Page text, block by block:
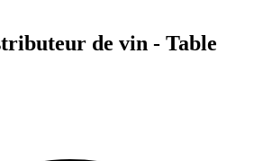
de vin - Table